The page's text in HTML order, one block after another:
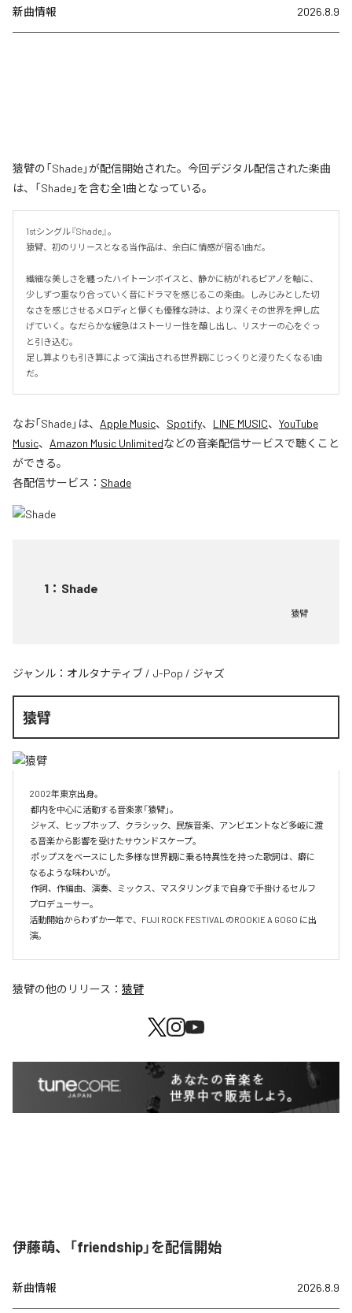
新曲情報 2026.8.9
猿臂の「Shade」が配信開始された。今回デジタル配信された楽曲
は、「Shade」を含む全1曲となっている。
1stシングル『Shade』。
猿臂、初のリリースとなる当作品は、余白に情感が宿る1曲だ。
繊細な美しさを纏ったハイトーンボイスと、静かに紡がれるピアノを軸に、
少しずつ重なり合っていく音にドラマを感じるこの楽曲。しみじみとした切
なさを感じさせるメロディと儚くも優雅な詩は、より深くその世界を押し広
げていく。なだらかな緩急はストーリー性を醸し出し、リスナーの心をぐっ
と引き込む。
足し算よりも引き算によって演出される世界観にじっくりと浸りたくなる1曲
だ。
なお「Shade」は、 Apple Music、 Spotify、 LINE MUSIC、 YouTube
Music、 Amazon Music Unlimitedなどの音楽配信サービスで聴くこと
ができる。
各配信サービス： Shade
1 ： Shade
猿臂
ジャンル： オルタナティブ / J-Pop / ジャズ
猿臂
2002年東京出身。
る音楽から影響を受けたサウンドスケープ。
なるような味わいが。
プロデューサー。
活動開始からわずか一年で、FUJI ROCK FESTIVAL のROOKIE A GOGO に出
演。
猿臂の他のリリース： 猿臂
伊藤萌、「friendship」を配信開始
新曲情報 2026.8.9